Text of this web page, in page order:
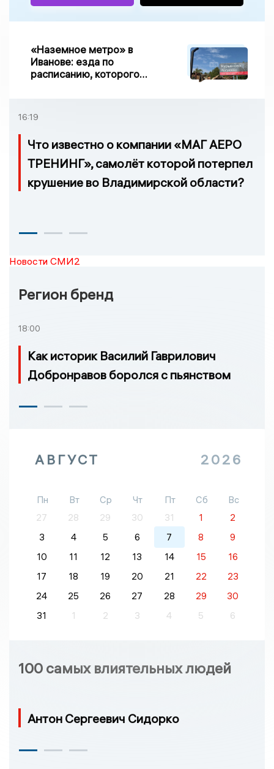
«Наземное метро» в
Иванове: езда по
расписанию, которого
16:19
Что известно о компании «МАГ АЕРО
ТРЕНИНГ», самолёт которой потерпел
крушение во Владимирской области?
Новости СМИ2
Регион бренд
18:00
Как историк Василий Гаврилович
Добронравов боролся с пьянством
АВГУСТ 2026
Пн Вт Ср Чт Пт Сб
Вс
27
28 29 30 31 1
2
3
4 5 6 7 8
9
10
11 12 13 14 15
16
17
18 19 20 21 22
23
24
25 26 27 28 29
30
31
1 2 3 4 5 6
100 самых влиятельных людей
Антон Сергеевич Сидорко